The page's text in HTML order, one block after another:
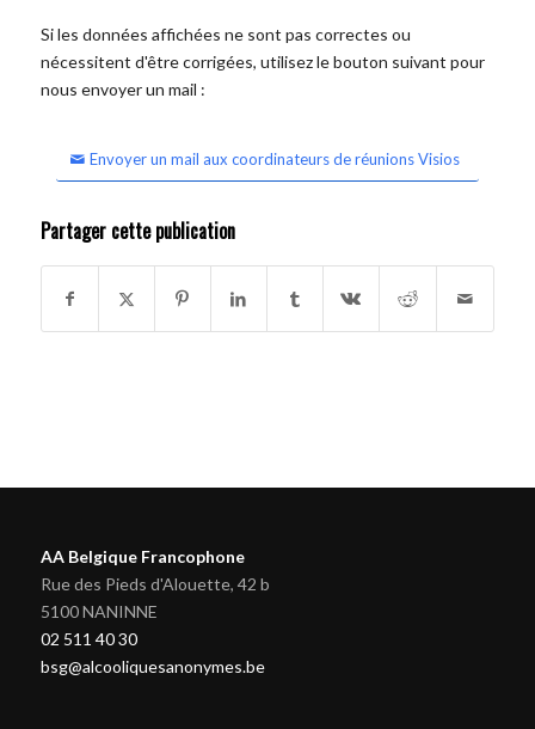
Si les données affichées ne sont pas correctes ou
nécessitent d'être corrigées, utilisez le bouton suivant pour
nous envoyer un mail :
Envoyer un mail aux coordinateurs de réunions Visios
Partager cette publication
AA Belgique Francophone
Rue des Pieds d'Alouette, 42 b
5100 NANINNE
02 511 40 30
bsg@alcooliquesanonymes.be